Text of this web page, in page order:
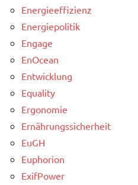
Energieeffizienz
Energiepolitik
Engage
EnOcean
Entwicklung
Equality
Ergonomie
Ernährungssicherheit
EuGH
Euphorion
ExifPower